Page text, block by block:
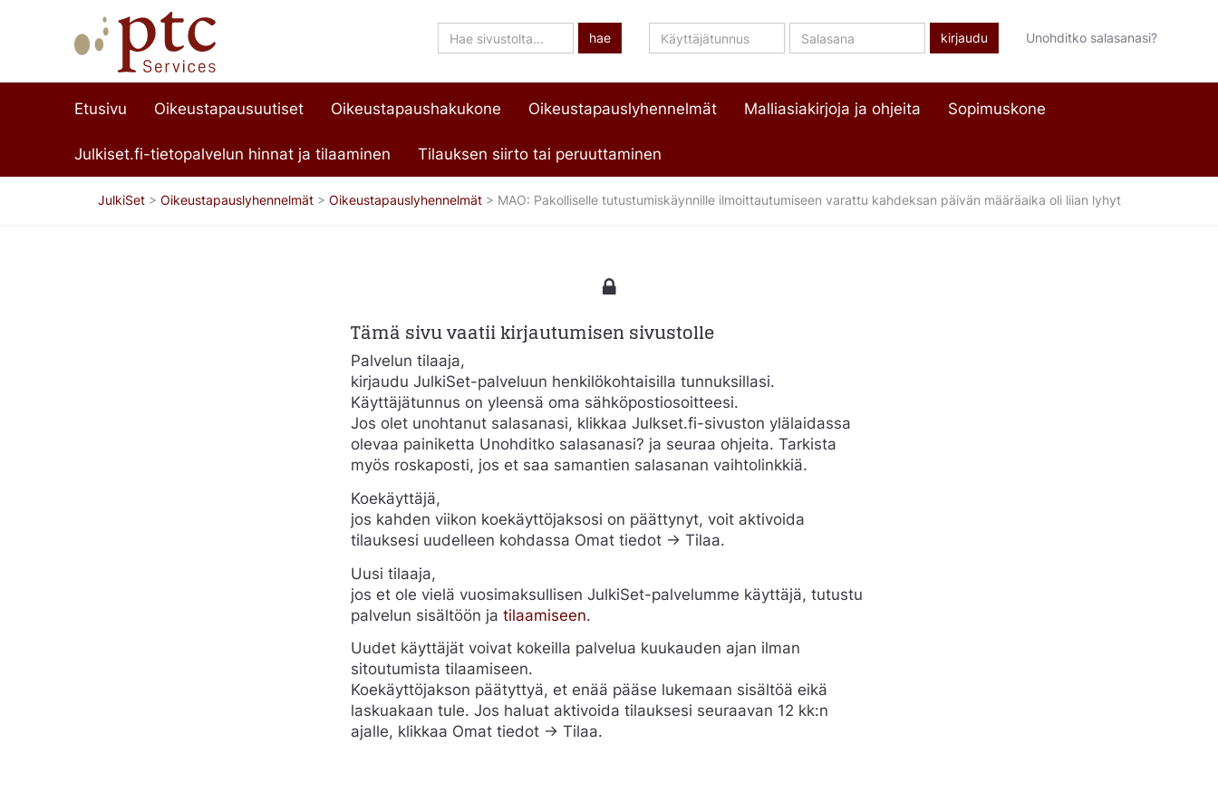
Hae
sivustolta
hae Käyttäjätunnus Salasana Unohditko salasanasi?
Etusivu Oikeustapausuutiset Oikeustapaushakukone Oikeustapauslyhennelmät Malliasiakirjoja ja ohjeita Sopimuskone
Julkiset.fi-tietopalvelun hinnat ja tilaaminen Tilauksen siirto tai peruuttaminen
JulkiSet> Oikeustapauslyhennelmät> Oikeustapauslyhennelmät> MAO: Pakolliselle tutustumiskäynnille ilmoittautumiseen varattu kahdeksan päivän määräaika oli liian lyhyt
Tämä sivu vaatii kirjautumisen sivustolle
Palvelun tilaaja,
kirjaudu JulkiSet-palveluun henkilökohtaisilla tunnuksillasi.
Käyttäjätunnus on yleensä oma sähköpostiosoitteesi.
Jos olet unohtanut salasanasi, klikkaa Julkset.fi-sivuston ylälaidassa
olevaa painiketta Unohditko salasanasi? ja seuraa ohjeita. Tarkista
myös roskaposti, jos et saa samantien salasanan vaihtolinkkiä.
Koekäyttäjä,
jos kahden viikon koekäyttöjaksosi on päättynyt, voit aktivoida
tilauksesi uudelleen kohdassa Omat tiedot -> Tilaa.
Uusi tilaaja,
jos et ole vielä vuosimaksullisen JulkiSet-palvelumme käyttäjä, tutustu
palvelun sisältöön ja tilaamiseen.
Uudet käyttäjät voivat kokeilla palvelua kuukauden ajan ilman
sitoutumista tilaamiseen.
Koekäyttöjakson päätyttyä, et enää pääse lukemaan sisältöä eikä
laskuakaan tule. Jos haluat aktivoida tilauksesi seuraavan 12 kk:n
ajalle, klikkaa Omat tiedot -> Tilaa.